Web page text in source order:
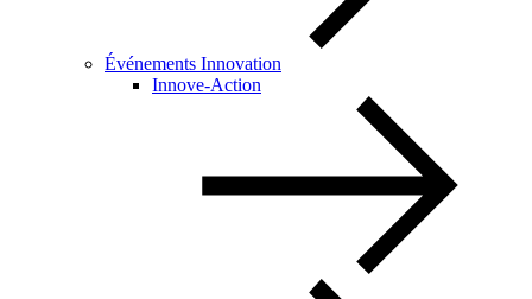
Événements Innovation
Innove-Action